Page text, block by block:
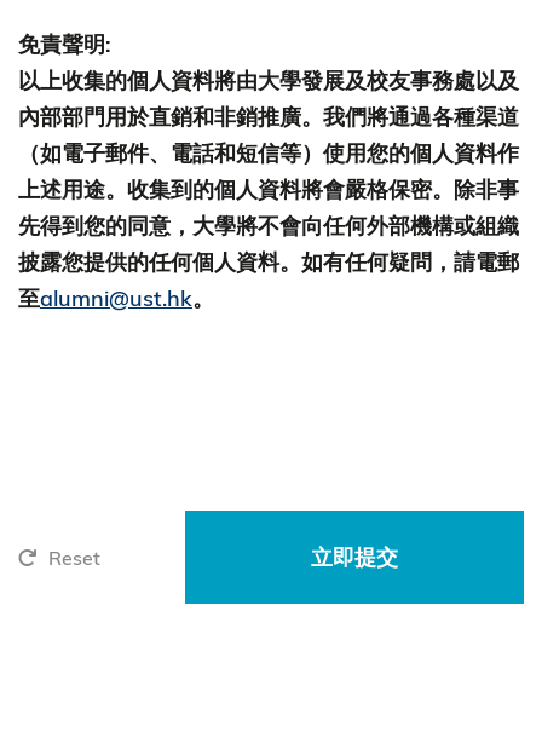
免責聲明:
以上收集的個人資料將由大學發展及校友事務處以及
內部部門用於直銷和非銷推廣。我們將通過各種渠道
（如電子郵件、電話和短信等）使用您的個人資料作
上述用途。收集到的個人資料將會嚴格保密。除非事
先得到您的同意，大學將不會向任何外部機構或組織
披露您提供的任何個人資料。如有任何疑問，請電郵
至alumni@ust.hk。
Reset